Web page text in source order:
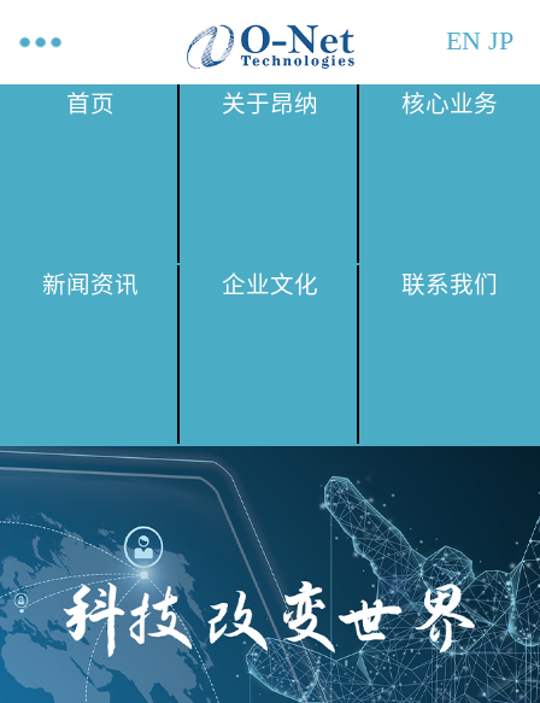
EN JP
首页 关于昂纳 核心业务
新闻资讯 企业文化 联系我们